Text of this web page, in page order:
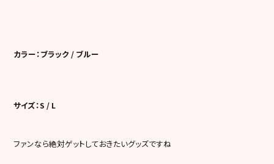
カラー：ブラック / ブルー
サイズ：S / L
ファンなら絶対ゲットしておきたいグッズですね